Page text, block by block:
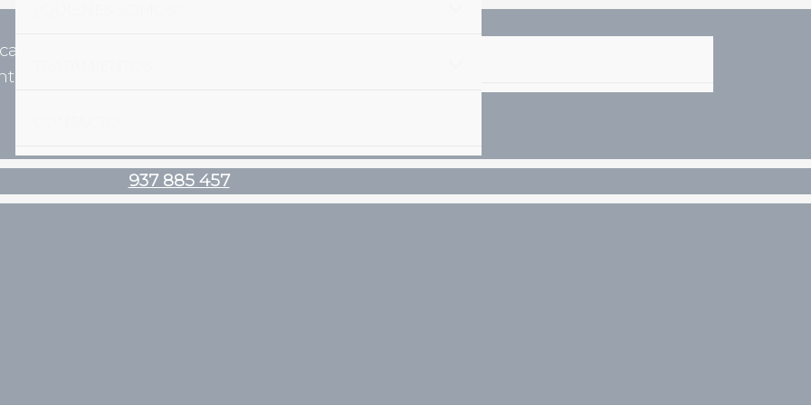
937 885 457